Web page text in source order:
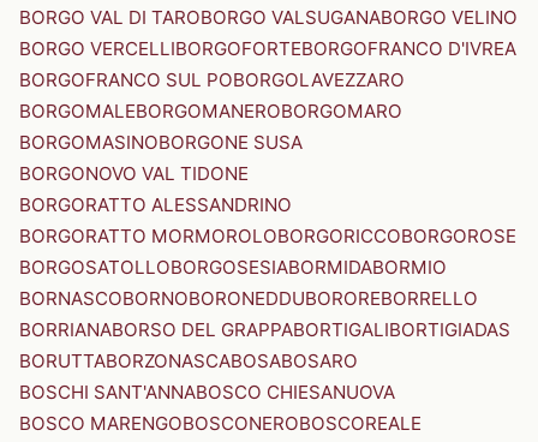
BORGO VAL DI TAROBORGO VALSUGANABORGO VELINO
BORGO VERCELLIBORGOFORTEBORGOFRANCO D'IVREA
BORGOFRANCO SUL POBORGOLAVEZZARO
BORGOMALEBORGOMANEROBORGOMARO
BORGOMASINOBORGONE SUSA
BORGONOVO VAL TIDONE
BORGORATTO ALESSANDRINO
BORGORATTO MORMOROLOBORGORICCOBORGOROSE
BORGOSATOLLOBORGOSESIABORMIDABORMIO
BORNASCOBORNOBORONEDDUBOROREBORRELLO
BORRIANABORSO DEL GRAPPABORTIGALIBORTIGIADAS
BORUTTABORZONASCABOSABOSARO
BOSCHI SANT'ANNABOSCO CHIESANUOVA
BOSCO MARENGOBOSCONEROBOSCOREALE